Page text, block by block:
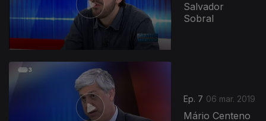
Salvador
Sobral
Ep. 7 06 mar. 2019
Mário Centeno